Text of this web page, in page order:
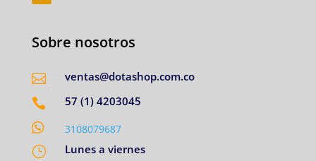
Sobre nosotros

ventas@dotashop.com.co

57 (1) 4203045
 3108079687
}
Lunes a viernes